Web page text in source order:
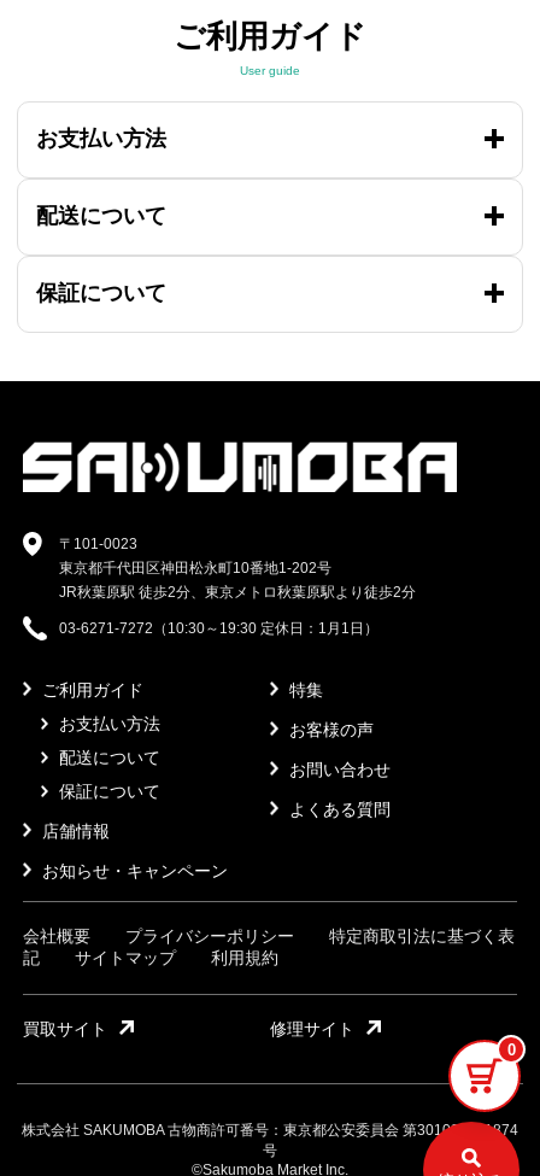
0
ご利用ガイド
User guide
お支払い方法
配送について
保証について
〒101-0023
東京都千代田区神田松永町10番地1-202号
JR秋葉原駅 徒歩2分、東京メトロ秋葉原駅より徒歩2分
03-6271-7272（10:30～19:30 定休日：1月1日）
ご利用ガイド
お支払い方法
配送について
保証について
店舗情報
お知らせ・キャンペーン
特集
お客様の声
お問い合わせ
よくある質問
会社概要 プライバシーポリシー
特定商取引法に基づく表
記
サイトマップ 利用規約
買取サイト 修理サイト
株式会社 SAKUMOBA 古物商許可番号：東京都公安委員会 第301032121874
号
©Sakumoba Market Inc.